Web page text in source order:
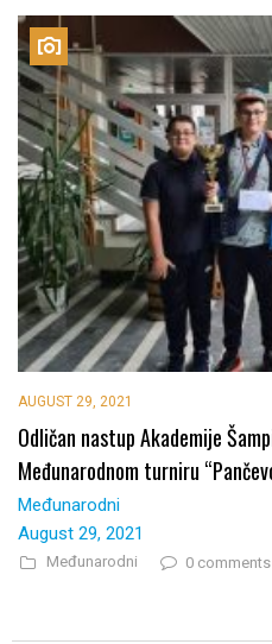
AUGUST 29, 2021
Odličan nastup Akademije
Međunarodnom turniru
Međunarodni
August 29, 2021
Međunarodni 0 comments